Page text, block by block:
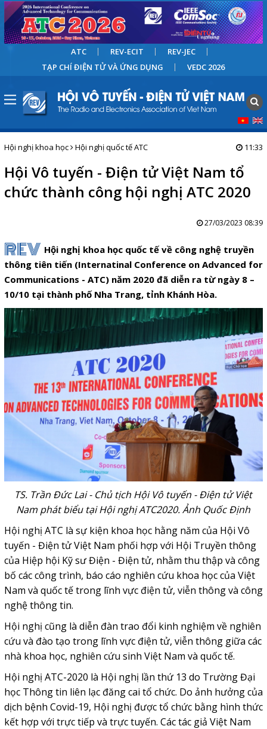
ATC REV-ECIT
REV-JEC
TẠP CHÍ ĐIỆN TỬ VÀ ỨNG DỤNG
VEDC 2026
Hội nghị khoa học Hội nghị quốc tế ATC 11:33
Hội Vô tuyến - Điện tử Việt Nam tổ
chức thành công hội nghị ATC 2020
27/03/2023 08:39
REV Hội nghị khoa học quốc tế về công nghệ truyền
thông tiên tiến (Internatinal Conference on Advanced for
Communications - ATC) năm 2020 đã diễn ra từ ngày 8 –
10/10 tại thành phố Nha Trang, tỉnh Khánh Hòa.
TS. Trần Đức Lai - Chủ tịch Hội Vô tuyến - Điện tử Việt
Nam phát biểu tại Hội nghị ATC2020. Ảnh Quốc Định
Hội nghị ATC là sự kiện khoa học hằng năm của Hội Vô
tuyến - Điện tử Việt Nam phối hợp với Hội Truyền thông
của Hiệp hội Kỹ sư Điện - Điện tử, nhằm thu thập và công
bố các công trình, báo cáo nghiên cứu khoa học của Việt
Nam và quốc tế trong lĩnh vực điện tử, viễn thông và công
nghệ thông tin.
Hội nghị cũng là diễn đàn trao đổi kinh nghiệm về nghiên
cứu và đào tạo trong lĩnh vực điện tử, viễn thông giữa các
nhà khoa học, nghiên cứu sinh Việt Nam và quốc tế.
Hội nghị ATC-2020 là Hội nghị lần thứ 13 do Trường Đại
học Thông tin liên lạc đăng cai tổ chức. Do ảnh hưởng của
dịch bệnh Covid-19, Hội nghị được tổ chức bằng hình thức
kết hợp với trực tiếp và trực tuyến. Các tác giả Việt Nam